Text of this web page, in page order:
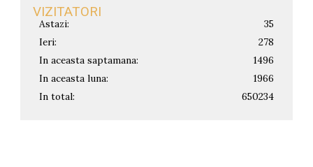
VIZITATORI
Astazi:
35
Ieri:
278
In aceasta saptamana:
1496
In aceasta luna:
1966
In total:
650234